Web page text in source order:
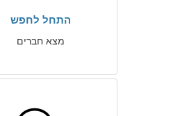
התחל לחפש
מצא חברים